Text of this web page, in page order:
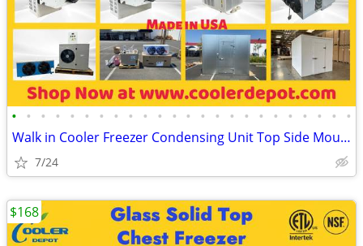
• • • • • • • • • • • • • • • • • • • • • • • •
Walk in Cooler Freezer Condensing Unit Top Side Mounted Refrigeration
7/24
$168